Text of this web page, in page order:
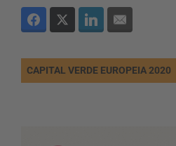
CAPITAL VERDE EUROPEIA 2020